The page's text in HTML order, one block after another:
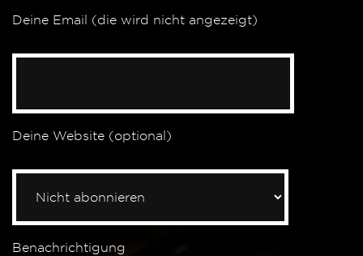
Deine Email (die wird nicht angezeigt)
Deine Website (optional)
Benachrichtigung